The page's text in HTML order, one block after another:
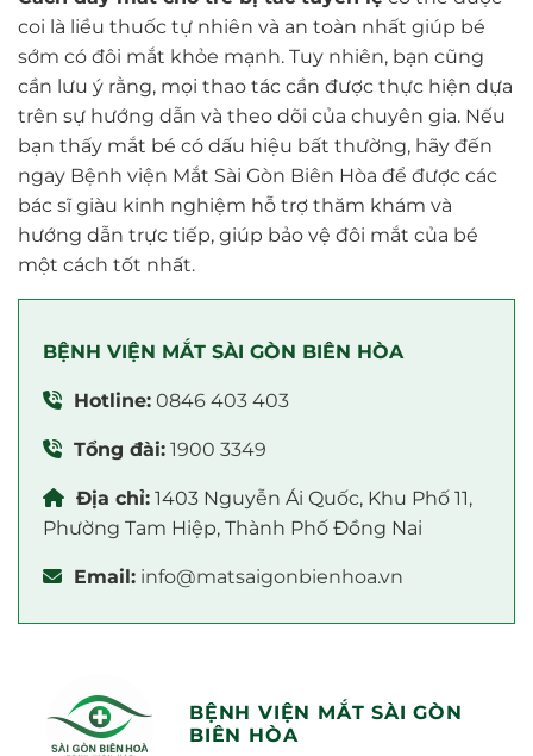
coi là liều thuốc tự nhiên và an toàn nhất giúp bé
sớm có đôi mắt khỏe mạnh. Tuy nhiên, bạn cũng
cần lưu ý rằng, mọi thao tác cần được thực hiện dựa
trên sự hướng dẫn và theo dõi của chuyên gia. Nếu
bạn thấy mắt bé có dấu hiệu bất thường, hãy đến
ngay Bệnh viện Mắt Sài Gòn Biên Hòa để được các
bác sĩ giàu kinh nghiệm hỗ trợ thăm khám và
hướng dẫn trực tiếp, giúp bảo vệ đôi mắt của bé
một cách tốt nhất.
BỆNH VIỆN MẮT SÀI GÒN BIÊN HÒA
Hotline: 0846 403 403
Tổng đài: 1900 3349
Địa chỉ: 1403 Nguyễn Ái Quốc, Khu Phố 11,
Phường Tam Hiệp, Thành Phố Đồng Nai
Email: info@matsaigonbienhoa.vn
BỆNH VIỆN MẮT SÀI GÒN
BIÊN HÒA